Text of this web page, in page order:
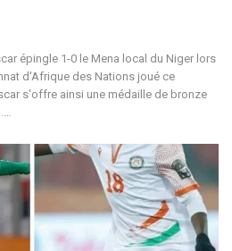
épingle 1-0 le Mena local du Niger lors
d'Afrique des Nations joué ce
s'offre ainsi une médaille de bronze